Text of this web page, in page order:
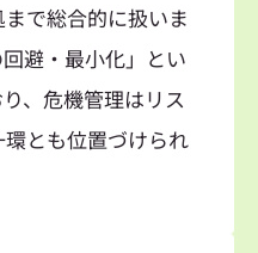
で総合的に扱いま
避・最小化」とい
、危機管理はリス
とも位置づけられ